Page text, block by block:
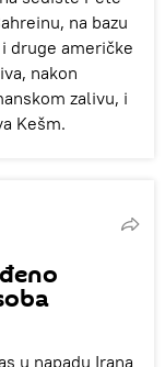
na bazu
druge američke
nakon
zalivu, i
Kešm.
u napadu Irana